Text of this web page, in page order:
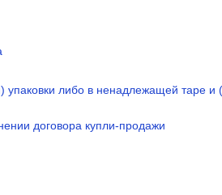
упаковки либо в ненадлежащей таре и
договора купли-продажи